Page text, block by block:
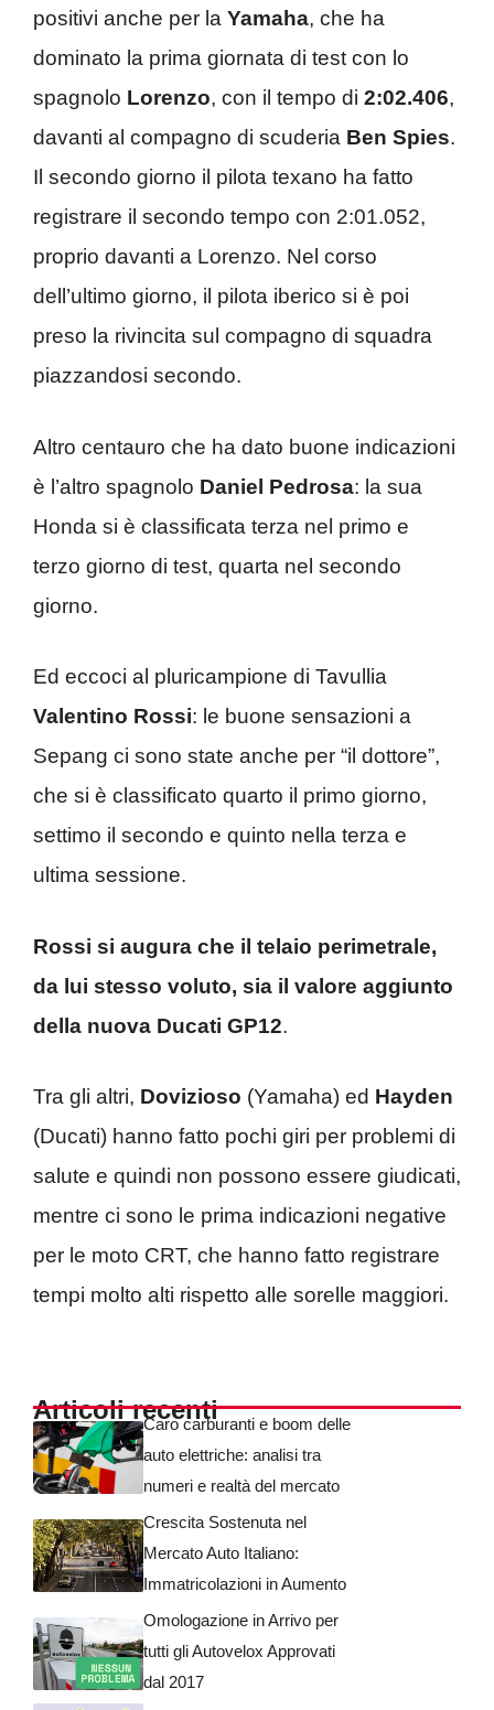
positivi anche per la Yamaha, che ha
dominato la prima giornata di test con lo
spagnolo Lorenzo, con il tempo di 2:02.406,
davanti al compagno di scuderia Ben Spies.
Il secondo giorno il pilota texano ha fatto
registrare il secondo tempo con 2:01.052,
proprio davanti a Lorenzo. Nel corso
dell’ultimo giorno, il pilota iberico si è poi
preso la rivincita sul compagno di squadra
piazzandosi secondo.
Altro centauro che ha dato buone indicazioni
è l’altro spagnolo Daniel Pedrosa: la sua
Honda si è classificata terza nel primo e
terzo giorno di test, quarta nel secondo
giorno.
Ed eccoci al pluricampione di Tavullia
Valentino Rossi: le buone sensazioni a
Sepang ci sono state anche per “il dottore”,
che si è classificato quarto il primo giorno,
settimo il secondo e quinto nella terza e
ultima sessione.
Rossi si augura che il telaio perimetrale,
da lui stesso voluto, sia il valore aggiunto
della nuova Ducati GP12.
Tra gli altri, Dovizioso (Yamaha) ed Hayden
(Ducati) hanno fatto pochi giri per problemi di
salute e quindi non possono essere giudicati,
mentre ci sono le prima indicazioni negative
per le moto CRT, che hanno fatto registrare
tempi molto alti rispetto alle sorelle maggiori.
Articoli recentiCaro carburanti e boom delle
auto elettriche: analisi tra
numeri e realtà del mercato
Crescita Sostenuta nel
Mercato Auto Italiano:
Immatricolazioni in Aumento
Omologazione in Arrivo per
tutti gli Autovelox Approvati
dal 2017